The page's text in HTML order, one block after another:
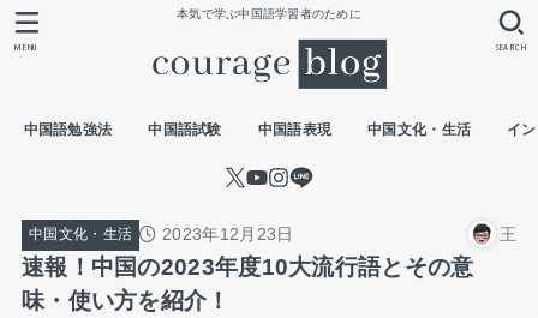
本気で学ぶ中国語学習者のために
中国語勉強法 中国語試験 中国語表現 中国文化・生活 イ
SEARCH
MENU
中国文化・生活 2023年12月23日 王
速報！中国の2023年度10大流行語とその意
味・使い方を紹介！